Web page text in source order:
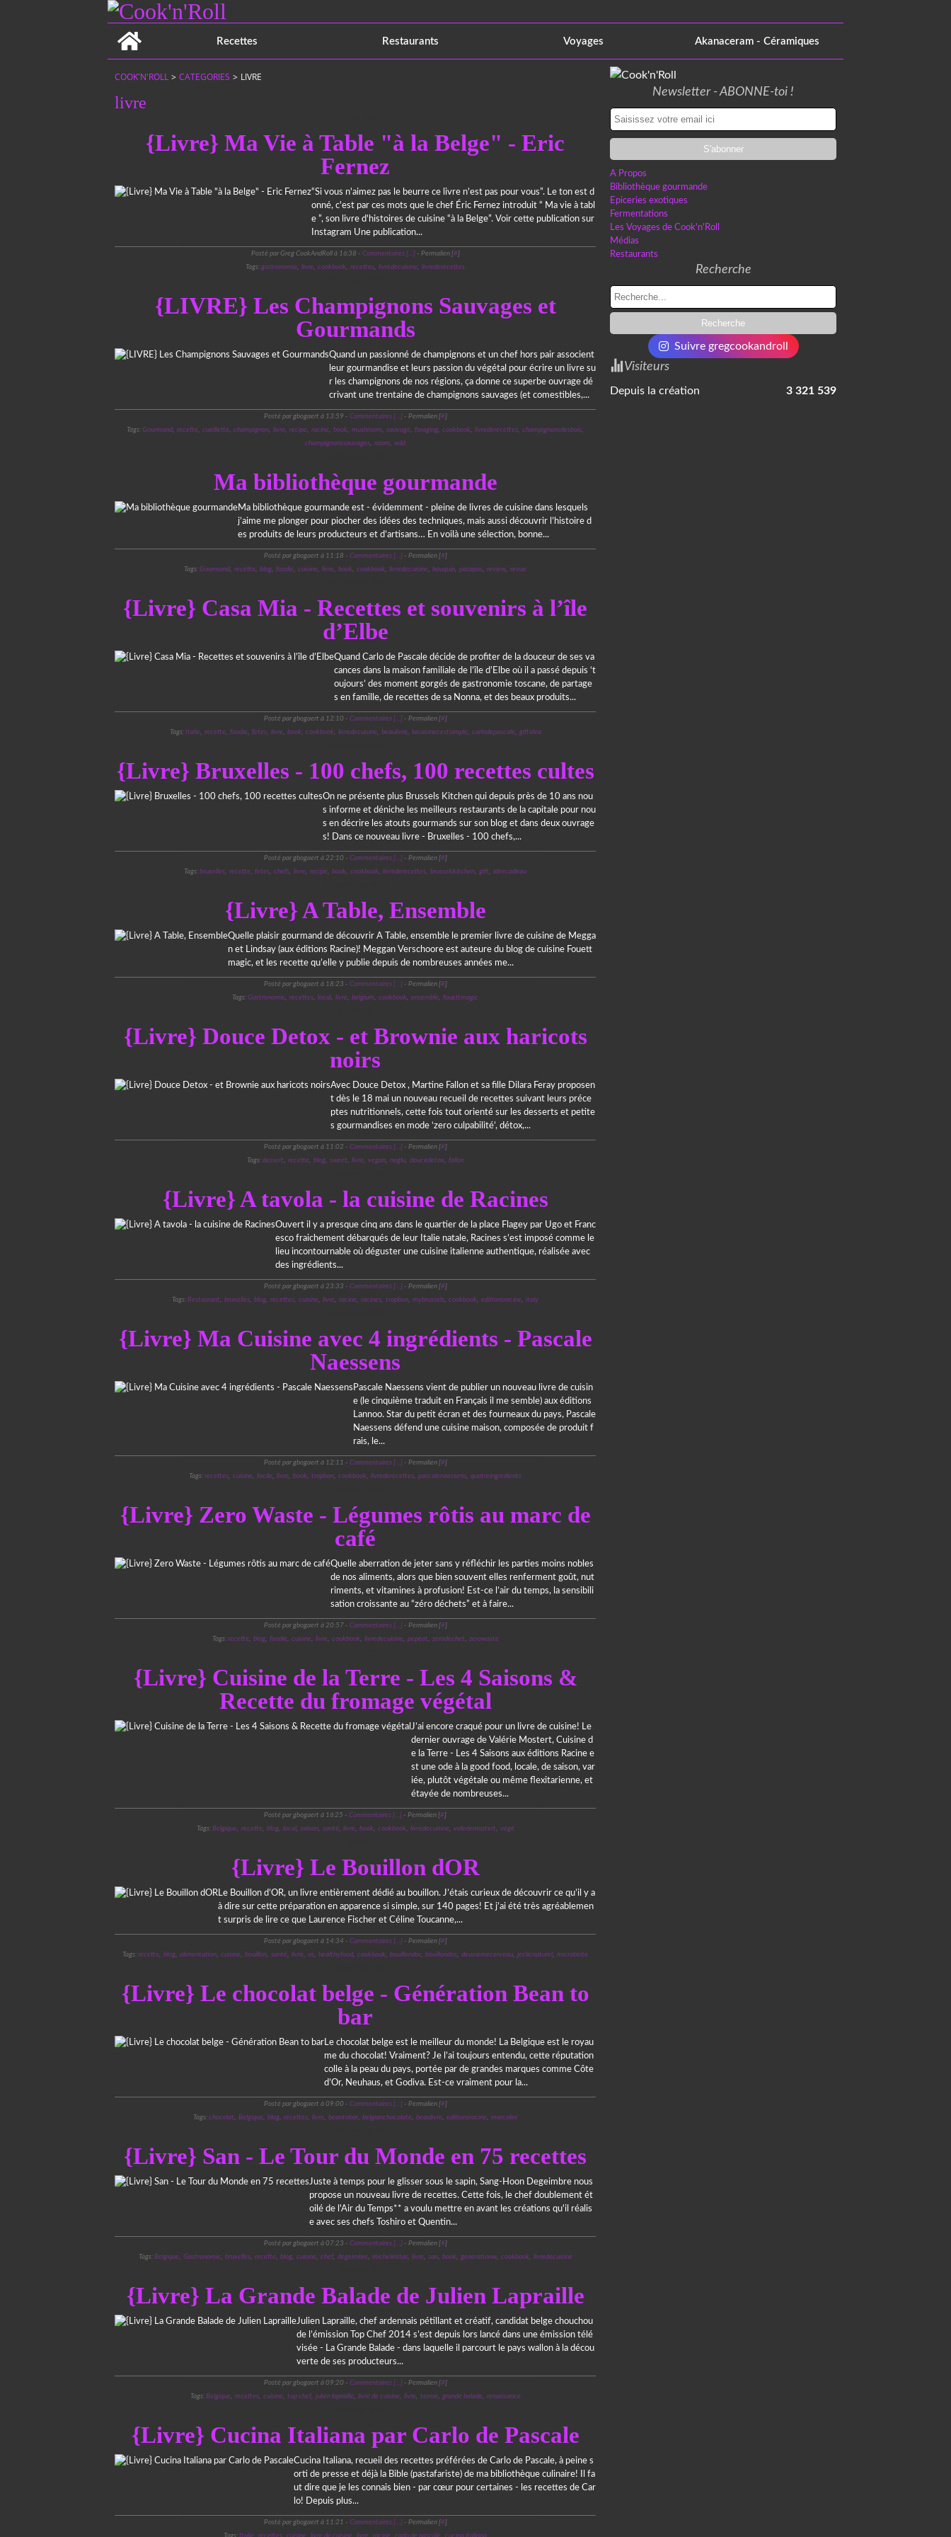
Recettes
Restaurants Voyages Akanaceram - Céramiques
COOK'N'ROLL > CATEGORIES > LIVRE
livre
{Livre} Ma Vie à Table "à la Belge" - Eric
Fernez
“Si vous n'aimez pas le beurre ce livre n'est pas pour vous”. Le ton est d
onné, c'est par ces mots que le chef Éric Fernez introduit “ Ma vie à tabl
e ”, son livre d'histoires de cuisine “à la Belge”. Voir cette publication sur
Instagram Une publication...
Posté par Greg CookAndRoll à 16:38 - Commentaires […]- Permalien [#]
Tags: gastronomie, livre, cookbook, recettes, livredecuisine, livrederecettes
{LIVRE} Les Champignons Sauvages et
Gourmands
Quand un passionné de champignons et un chef hors pair associent
leur gourmandise et leurs passion du végétal pour écrire un livre su
r les champignons de nos régions, ça donne ce superbe ouvrage dé
crivant une trentaine de champignons sauvages (et comestibles,...
Posté par gbogaert à 13:59 - Commentaires […]- Permalien [#]
Tags: Gourmand, recette, cueillette, champignon, livre, recipe, racine, book, mushroom, sauvage, foraging, cookbook, livrederecettes, champignonsdesbois,
champignonssauvages, rizom, wild
Ma bibliothèque gourmande
Ma bibliothèque gourmande est - évidemment - pleine de livres de cuisine dans lesquels
j’aime me plonger pour piocher des idées des techniques, mais aussi découvrir l’histoire d
es produits de leurs producteurs et d’artisans… En voilà une sélection, bonne...
Posté par gbogaert à 11:18 - Commentaires […]- Permalien [#]
Tags: Gourmand, recette, blog, foodie, cuisine, livre, book, cookbook, livredecuisine, bouquin, pasapas, review, revue
{Livre} Casa Mia - Recettes et souvenirs à l’île
d’Elbe
Quand Carlo de Pascale décide de profiter de la douceur de ses va
cances dans la maison familiale de l’île d’Elbe où il a passé depuis ‘t
oujours’ des moment gorgés de gastronomie toscane, de partage
s en famille, de recettes de sa Nonna, et des beaux produits...
Posté par gbogaert à 12:10 - Commentaires […]- Permalien [#]
Tags: Italie, recette, foodie, fetes, livre, book, cookbook, livredecuisine, beaulivre, lacuisinecestsimple, carlodepascale, giftidea
{Livre} Bruxelles - 100 chefs, 100 recettes cultes
On ne présente plus Brussels Kitchen qui depuis près de 10 ans nou
s informe et déniche les meilleurs restaurants de la capitale pour nou
s en décrire les atouts gourmands sur son blog et dans deux ouvrage
s! Dans ce nouveau livre - Bruxelles - 100 chefs,...
Posté par gbogaert à 22:10 - Commentaires […]- Permalien [#]
Tags: bruxelles, recette, fetes, chefs, livre, recipe, book, cookbook, livrederecettes, brusselskitchen, gift, ideecadeau
{Livre} A Table, Ensemble
Quelle plaisir gourmand de découvrir A Table, ensemble le premier livre de cuisine de Megga
n et Lindsay (aux éditions Racine)! Meggan Verschoore est auteure du blog de cuisine Fouett
magic, et les recette qu’elle y publie depuis de nombreuses années me...
Posté par gbogaert à 18:23 - Commentaires […]- Permalien [#]
Tags: Gastronomie, recettes, local, livre, belgium, cookbook, ensemble, fouettmagic
{Livre} Douce Detox - et Brownie aux haricots
noirs
Avec Douce Detox , Martine Fallon et sa fille Dilara Feray proposen
t dès le 18 mai un nouveau recueil de recettes suivant leurs préce
ptes nutritionnels, cette fois tout orienté sur les desserts et petite
s gourmandises en mode ‘zero culpabilité’, détox,...
Posté par gbogaert à 11:02 - Commentaires […]- Permalien [#]
Tags: dessert, recette, blog, sweet, livre, vegan, noglu, doucedetox, fallon
{Livre} A tavola - la cuisine de Racines
Ouvert il y a presque cinq ans dans le quartier de la place Flagey par Ugo et Franc
esco fraichement débarqués de leur Italie natale, Racines s’est imposé comme le
lieu incontournable où déguster une cuisine italienne authentique, réalisée avec
des ingrédients...
Posté par gbogaert à 23:33 - Commentaires […]- Permalien [#]
Tags: Restaurant, bruxelles, blog, recettes, cuisine, livre, racine, racines, tropbon, mybrussels, cookbook, editionsracine, italy
{Livre} Ma Cuisine avec 4 ingrédients - Pascale
Naessens
Pascale Naessens vient de publier un nouveau livre de cuisin
e (le cinquième traduit en Français il me semble) aux éditions
Lannoo. Star du petit écran et des fourneaux du pays, Pascale
Naessens défend une cuisine maison, composée de produit f
rais, le...
Posté par gbogaert à 12:11 - Commentaires […]- Permalien [#]
Tags: recettes, cuisine, facile, livre, book, tropbon, cookbook, livrederecettes, pascalenaessens, quatreingredients
{Livre} Zero Waste - Légumes rôtis au marc de
café
Quelle aberration de jeter sans y réfléchir les parties moins nobles
de nos aliments, alors que bien souvent elles renferment goût, nut
riments, et vitamines à profusion! Est-ce l’air du temps, la sensibili
sation croissante au “zéro déchets” et à faire...
Posté par gbogaert à 20:57 - Commentaires […]- Permalien [#]
Tags: recette, blog, foodie, cuisine, livre, cookbook, livredecuisine, pepeat, zerodechet, zerowaste
{Livre} Cuisine de la Terre - Les 4 Saisons &
Recette du fromage végétal
J’ai encore craqué pour un livre de cuisine! Le
dernier ouvrage de Valérie Mostert, Cuisine d
e la Terre - Les 4 Saisons aux éditions Racine e
st une ode à la good food, locale, de saison, var
iée, plutôt végétale ou même flexitarienne, et
étayée de nombreuses...
Posté par gbogaert à 16:25 - Commentaires […] - Permalien [#]
Tags: Belgique, recette, blog, local, saison, santé, livre, book, cookbook, livredecuisine, valeriemostert, végé
{Livre} Le Bouillon dOR
Le Bouillon d’OR, un livre entièrement dédié au bouillon. J’étais curieux de découvrir ce qu’il y a
à dire sur cette préparation en apparence si simple, sur 140 pages! Et j’ai été très agréablemen
t surpris de lire ce que Laurence Fischer et Céline Toucanne,...
Posté par gbogaert à 14:34 - Commentaires […]- Permalien [#]
Tags: recette, blog, alimentation, cuisine, bouillon, santé, livre, os, healthyfood, cookbook, bouillondor, bouillondos, deuxiemecerveau, jeclicnaturel, microbiote
{Livre} Le chocolat belge - Génération Bean to
bar
Le chocolat belge est le meilleur du monde! La Belgique est le royau
me du chocolat! Vraiment? Je l’ai toujours entendu, cette réputation
colle à la peau du pays, portée par de grandes marques comme Côte
d’Or, Neuhaus, et Godiva. Est-ce vraiment pour la...
Posté par gbogaert à 09:00 - Commentaires […]- Permalien [#]
Tags: chocolat, Belgique, blog, recettes, livre, beantobar, belgianchocolate, beaulivre, editionsracine, marcolini
{Livre} San - Le Tour du Monde en 75 recettes
Juste à temps pour le glisser sous le sapin, Sang-Hoon Degeimbre nous
propose un nouveau livre de recettes. Cette fois, le chef doublement ét
oilé de l'Air du Temps** a voulu mettre en avant les créations qu'il réalis
e avec ses chefs Toshiro et Quentin...
Posté par gbogaert à 07:23 - Commentaires […]- Permalien [#]
Tags: Belgique, Gastronomie, bruxelles, recette, blog, cuisine, chef, degeimbre, michelinstar, livre, san, book, generationw, cookbook, livredecuisine
{Livre} La Grande Balade de Julien Lapraille
Julien Lapraille, chef ardennais pétillant et créatif, candidat belge chouchou
de l’émission Top Chef 2014 s’est depuis lors lancé dans une émission télé
visée - La Grande Balade - dans laquelle il parcourt le pays wallon à la décou
verte de ses producteurs...
Posté par gbogaert à 09:20 - Commentaires […]- Permalien [#]
Tags: Belgique, recettes, cuisine, top chef, julien lapraille, livre de cuisine, livre, terroir, grande balade, renaissance
{Livre} Cucina Italiana par Carlo de Pascale
Cucina Italiana, recueil des recettes préférées de Carlo de Pascale, à peine s
orti de presse et déjà la Bible (pastafariste) de ma bibliothèque culinaire! Il fa
ut dire que je les connais bien - par cœur pour certaines - les recettes de Car
lo! Depuis plus...
Posté par gbogaert à 11:21 - Commentaires […]- Permalien [#]
Tags: Italie recettes cuisine livre de cuisine livre racine carlo de pascale cucina italiana
Newsletter - ABONNE-toi !
A Propos
Bibliothèque gourmande
Epiceries exotiques
Fermentations
Les Voyages de Cook'n'Roll
Médias
Restaurants
Recherche
Suivre gregcookandroll
Visiteurs
Depuis la création 3 321 539